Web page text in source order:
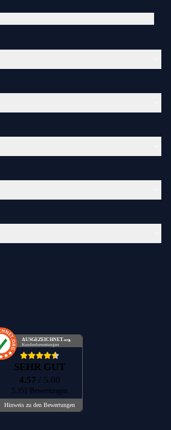
AUSGEZEICHNET.org
Kundenbewertungen
SEHR GUT
4.57 / 5.00
5.351 Bewertungen
Hinweis zu den Bewertungen